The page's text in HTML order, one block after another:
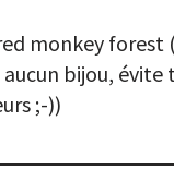
monkey
bijou, évite
;-))